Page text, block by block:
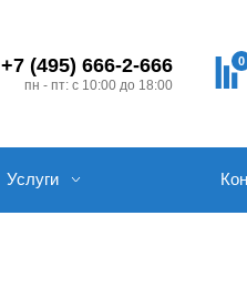
+7 (495) 666-2-666
пн - пт: с 10:00 до 18:00
0
Услуги